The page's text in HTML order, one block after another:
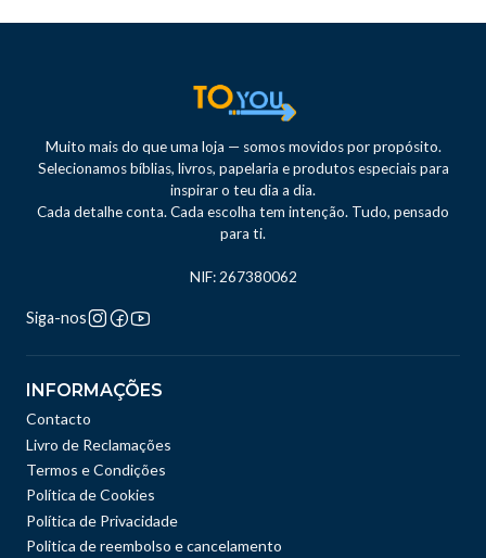
Muito mais do que uma loja — somos movidos por propósito.
Selecionamos bíblias, livros, papelaria e produtos especiais para
inspirar o teu dia a dia.
Cada detalhe conta. Cada escolha tem intenção. Tudo, pensado
para ti.
NIF: 267380062
Siga-nos
INFORMAÇÕES
Contacto
Livro de Reclamações
Termos e Condições
Política de Cookies
Política de Privacidade
Politica de reembolso e cancelamento